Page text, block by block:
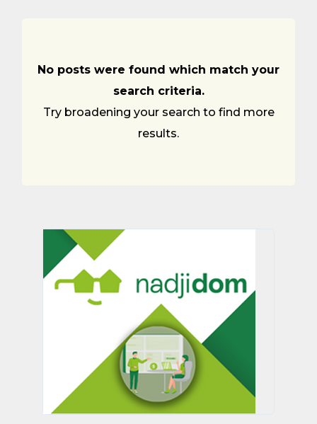
No posts were found which match your
search criteria.
Try broadening your search to find more
results.